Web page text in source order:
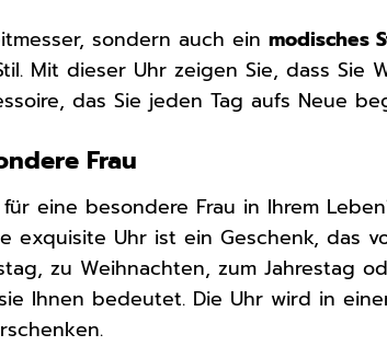
sondern auch einmodisches
Mit dieser Uhr zeigen Sie, dass Sie
das Sie jeden Tag aufs Neue
Frau
für eine besondere Frau in Ihrem
exquisite Uhr ist ein Geschenk, das
zu Weihnachten, zum Jahrestag
Ihnen bedeutet. Die Uhr wird in